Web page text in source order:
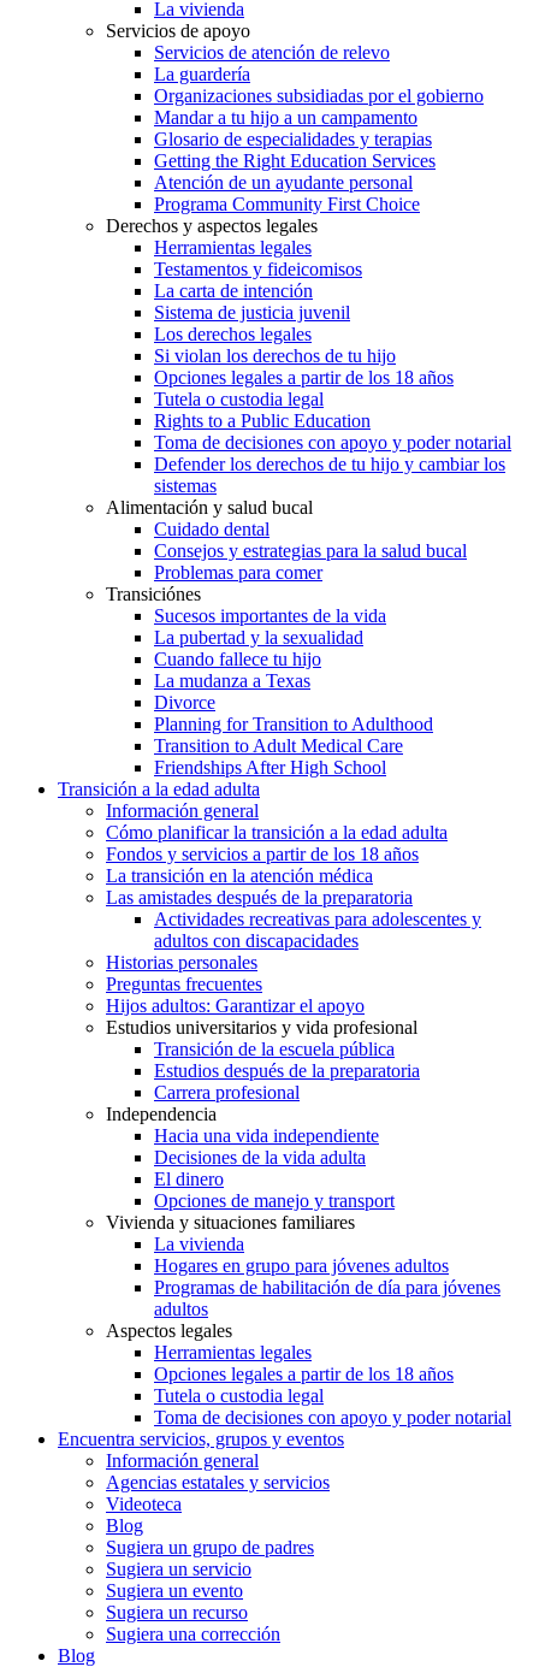
La vivienda
Servicios de apoyo
Servicios de atención de relevo
La guardería
Organizaciones subsidiadas por el gobierno
Mandar a tu hijo a un campamento
Glosario de especialidades y terapias
Getting the Right Education Services
Atención de un ayudante personal
Programa Community First Choice
Derechos y aspectos legales
Herramientas legales
Testamentos y fideicomisos
La carta de intención
Sistema de justicia juvenil
Los derechos legales
Si violan los derechos de tu hijo
Opciones legales a partir de los 18 años
Tutela o custodia legal
Rights to a Public Education
Toma de decisiones con apoyo y poder notarial
Defender los derechos de tu hijo y cambiar los
sistemas
Alimentación y salud bucal
Cuidado dental
Consejos y estrategias para la salud bucal
Problemas para comer
Transiciónes
Sucesos importantes de la vida
La pubertad y la sexualidad
Cuando fallece tu hijo
La mudanza a Texas
Divorce
Planning for Transition to Adulthood
Transition to Adult Medical Care
Friendships After High School
Transición a la edad adulta
Información general
Cómo planificar la transición a la edad adulta
Fondos y servicios a partir de los 18 años
La transición en la atención médica
Las amistades después de la preparatoria
Actividades recreativas para adolescentes y
adultos con discapacidades
Historias personales
Preguntas frecuentes
Hijos adultos: Garantizar el apoyo
Estudios universitarios y vida profesional
Transición de la escuela pública
Estudios después de la preparatoria
Carrera profesional
Independencia
Hacia una vida independiente
Decisiones de la vida adulta
El dinero
Opciones de manejo y transport
Vivienda y situaciones familiares
La vivienda
Hogares en grupo para jóvenes adultos
Programas de habilitación de día para jóvenes
adultos
Aspectos legales
Herramientas legales
Opciones legales a partir de los 18 años
Tutela o custodia legal
Toma de decisiones con apoyo y poder notarial
Encuentra servicios, grupos y eventos
Información general
Agencias estatales y servicios
Videoteca
Blog
Sugiera un grupo de padres
Sugiera un servicio
Sugiera un evento
Sugiera un recurso
Sugiera una corrección
Blog